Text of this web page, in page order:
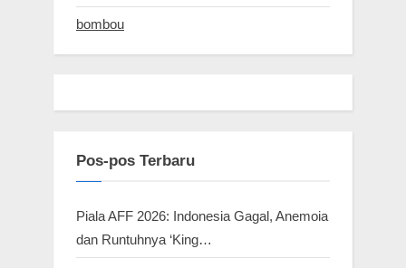
bombou
Pos-pos Terbaru
Piala AFF 2026: Indonesia Gagal, Anemoia
dan Runtuhnya ‘King…